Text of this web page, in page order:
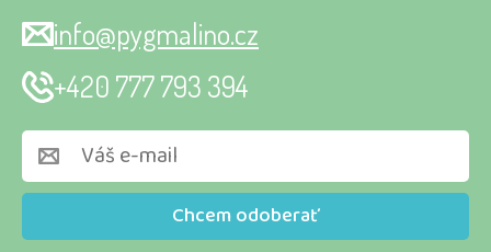
Chcem odoberať
info@pygmalino.cz
+420 777 793 394